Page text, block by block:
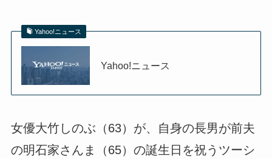
Yahoo!ニュース
Yahoo!ニュース
女優大竹しのぶ（63）が、自身の長男が前夫
の明石家さんま（65）の誕生日を祝うツーシ